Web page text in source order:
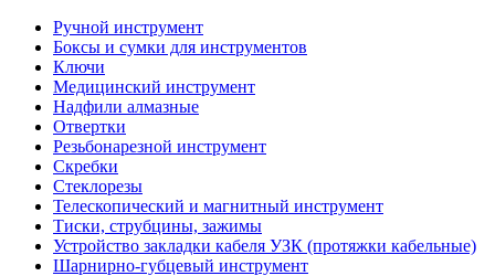
Ручной инструмент
Боксы и сумки для инструментов
Ключи
Медицинский инструмент
Надфили алмазные
Отвертки
Резьбонарезной инструмент
Скребки
Стеклорезы
Телескопический и магнитный инструмент
Тиски, струбцины, зажимы
Устройство закладки кабеля УЗК (протяжки кабельные)
Шарнирно-губцевый инструмент